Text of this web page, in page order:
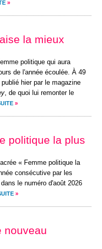
»
la mieux
politique qui aura
de l'année écoulée. À 49
hier par le magazine
, de quoi lui remonter le
»
politique la plus
« Femme politique la
consécutive par les
dans le numéro d'août 2026
»
nouveau